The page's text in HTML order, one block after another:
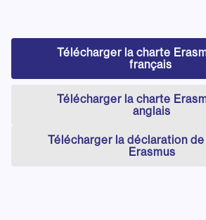
Télécharger la charte
français
Télécharger la charte
anglais
Télécharger la déclaration
Erasmus